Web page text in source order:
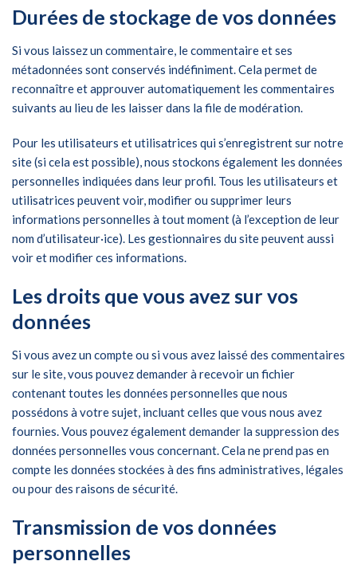
Durées de stockage de vos données
Si vous laissez un commentaire, le commentaire et ses
métadonnées sont conservés indéfiniment. Cela permet de
reconnaître et approuver automatiquement les commentaires
suivants au lieu de les laisser dans la file de modération.
Pour les utilisateurs et utilisatrices qui s’enregistrent sur notre
site (si cela est possible), nous stockons également les données
personnelles indiquées dans leur profil. Tous les utilisateurs et
utilisatrices peuvent voir, modifier ou supprimer leurs
informations personnelles à tout moment (à l’exception de leur
nom d’utilisateur·ice). Les gestionnaires du site peuvent aussi
voir et modifier ces informations.
Les droits que vous avez sur vos
données
Si vous avez un compte ou si vous avez laissé des commentaires
sur le site, vous pouvez demander à recevoir un fichier
contenant toutes les données personnelles que nous
possédons à votre sujet, incluant celles que vous nous avez
fournies. Vous pouvez également demander la suppression des
données personnelles vous concernant. Cela ne prend pas en
compte les données stockées à des fins administratives, légales
ou pour des raisons de sécurité.
Transmission de vos données
personnelles